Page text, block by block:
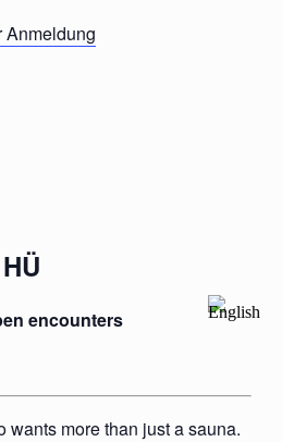
encounters
wants more than just a sauna.